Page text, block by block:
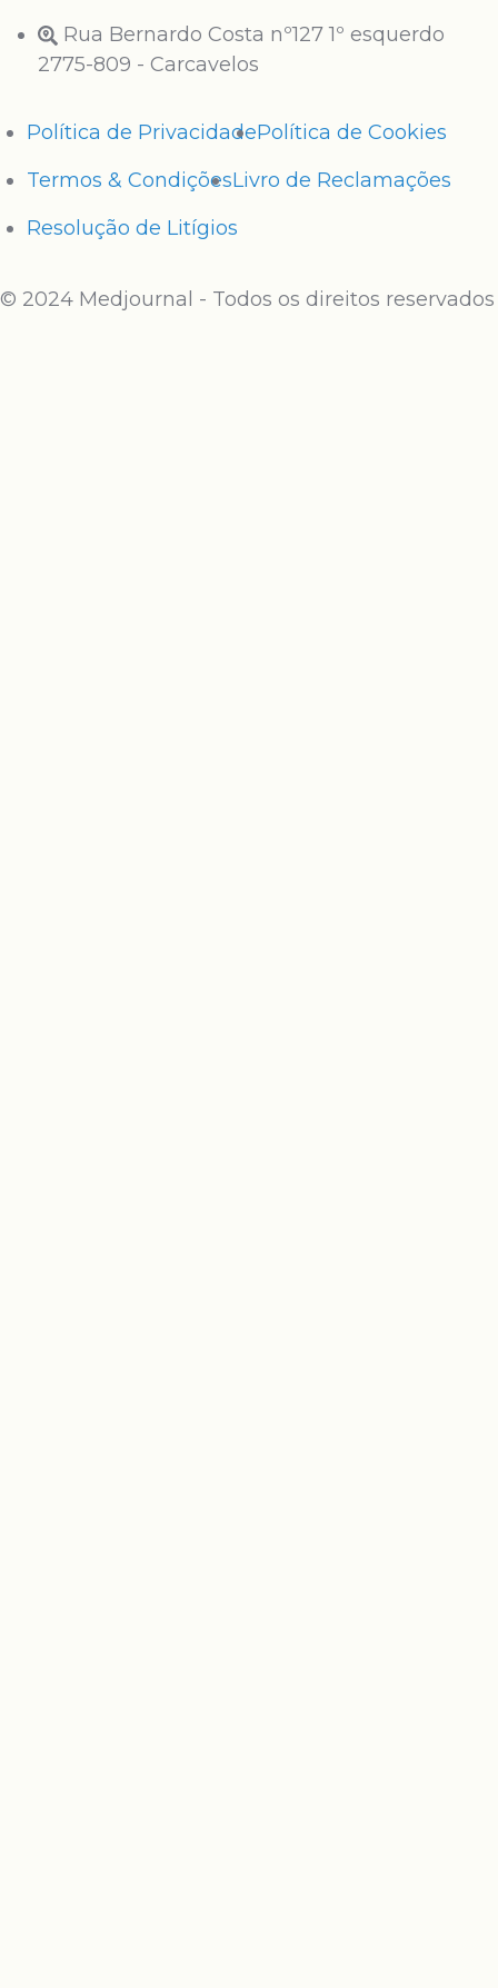
Rua Bernardo Costa nº127 1º esquerdo
2775-809 - Carcavelos
Política de PrivacidadePolítica de Cookies
Termos & CondiçõesLivro de Reclamações
Resolução de Litígios
© 2024 Medjournal - Todos os direitos reservados